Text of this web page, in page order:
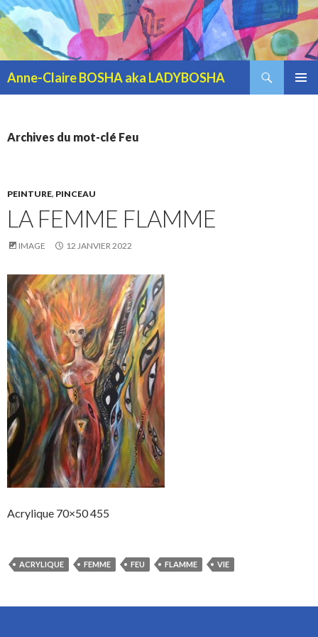
Anne-Claire BOSHA aka LADYBOSHA
Archives du mot-clé Feu
PEINTURE, PINCEAU
LA FEMME FLAMME
IMAGE 12 JANVIER 2022
Acrylique 70×50 455
ACRYLIQUE FEMME FEU FLAMME VIE